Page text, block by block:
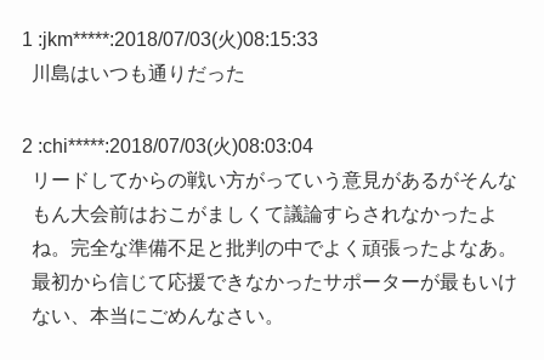
1 :jkm*****:2018/07/03(火)08:15:33
川島はいつも通りだった
2 :chi*****:2018/07/03(火)08:03:04
リードしてからの戦い方がっていう意見があるがそんな
もん大会前はおこがましくて議論すらされなかったよ
ね。完全な準備不足と批判の中でよく頑張ったよなあ。
最初から信じて応援できなかったサポーターが最もいけ
ない、本当にごめんなさい。